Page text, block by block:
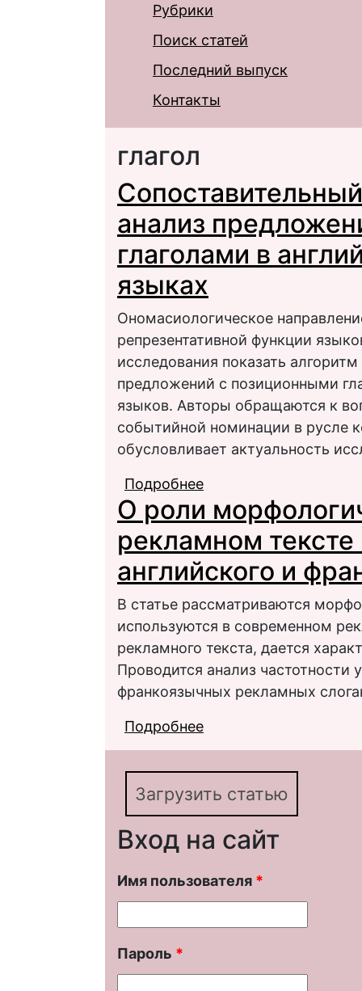
Рубрики
Поиск статей
Последний выпуск
Контакты
глагол
анализ
глаголами в
языках
Ономасиологическое
репрезентативной функции
исследования показать
предложений с позиционными
языков. Авторы обращаются к
событийной номинации в русле
обусловливает актуальность
Подробнее
позиционными
О роли
рекламном
английского и
В статье рассматриваются
используются в современном
рекламного текста, дается
Проводится анализ частотности
франкоязычных рекламных
Подробнее
материале
Загрузить статью
Вход на сайт
Имя пользователя *
Пароль *